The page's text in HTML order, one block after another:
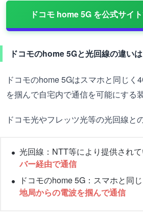
ドコモ home 5G を公式サイ
ドコモのhome 5Gと光回線の違い
ドコモのhome 5Gはスマホと同じく
を掴んで自宅内で通信を可能にする
ドコモ光やフレッツ光等の光回線と
光回線：NTT等により提供され
バー経由で通信
ドコモのhome 5G：スマホと同じ
地局からの電波を掴んで通信